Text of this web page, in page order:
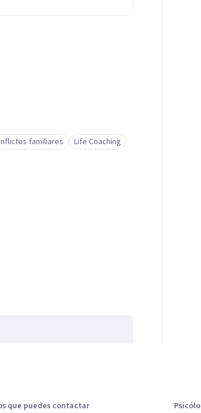
familiares
Life Coaching
que puedes contactar